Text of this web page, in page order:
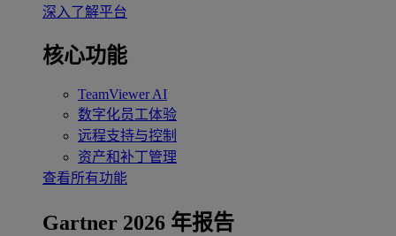
深入了解平台
核心功能
TeamViewer AI
数字化员工体验
远程支持与控制
资产和补丁管理
查看所有功能
Gartner 2026 年报告